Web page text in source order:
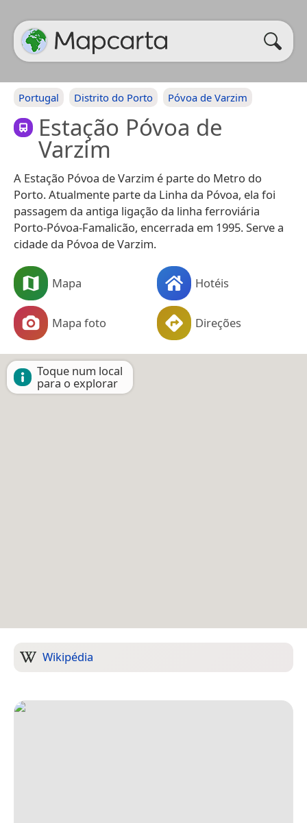
Portugal Distrito do Porto Póvoa de Varzim
Estação Póvoa de
Varzim
A Estação Póvoa de Varzim é parte do Metro do
Porto. Atualmente parte da Linha da Póvoa, ela foi
passagem da antiga ligação da linha ferroviária
Porto-Póvoa-Famalicão, encerrada em 1995. Serve a
cidade da Póvoa de Varzim.
Mapa Hotéis
Mapa foto Direções
Toque num local
para o explorar
Wikipédia